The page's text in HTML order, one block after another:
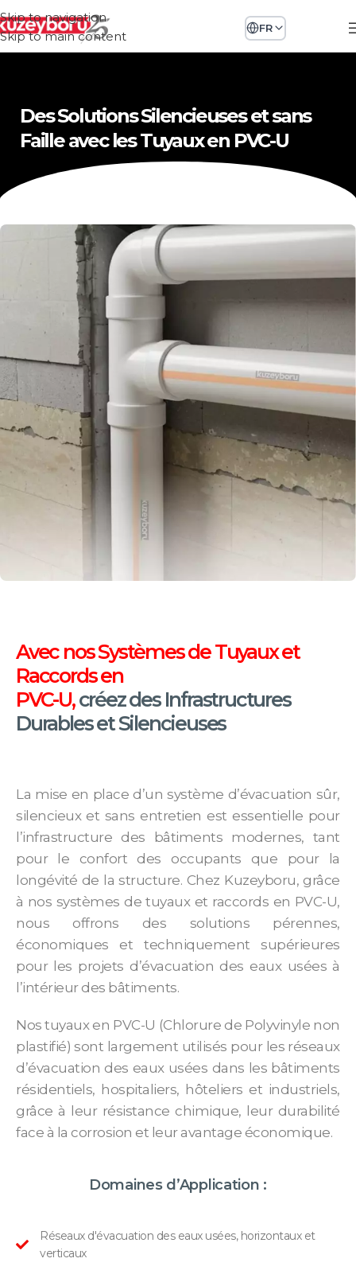
Skip to navigation
Skip to main content
FR
Des Solutions Silencieuses et sans
Faille avec les Tuyaux en PVC-U
Avec nos Systèmes de Tuyaux et
Raccords en
PVC-U,créez des Infrastructures
Durables et Silencieuses
La mise en place d’un système d’évacuation sûr,
silencieux et sans entretien est essentielle pour
l’infrastructure des bâtiments modernes, tant
pour le confort des occupants que pour la
longévité de la structure. Chez Kuzeyboru, grâce
à nos systèmes de tuyaux et raccords en PVC-U,
nous offrons des solutions pérennes,
économiques et techniquement supérieures
pour les projets d’évacuation des eaux usées à
l’intérieur des bâtiments.
Nos tuyaux en PVC-U (Chlorure de Polyvinyle non
plastifié) sont largement utilisés pour les réseaux
d’évacuation des eaux usées dans les bâtiments
résidentiels, hospitaliers, hôteliers et industriels,
grâce à leur résistance chimique, leur durabilité
face à la corrosion et leur avantage économique.
Domaines d’Application :
Réseaux d'évacuation des eaux usées, horizontaux et
verticaux